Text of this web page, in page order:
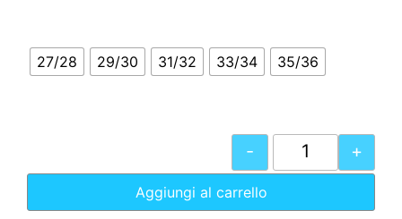
27/28 29/30 31/32 33/34 35/36
- +
Aggiungi al carrello